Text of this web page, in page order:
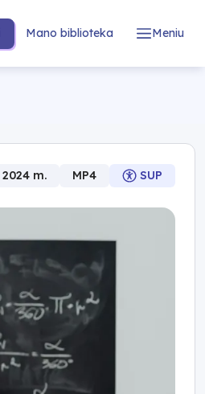
Mano biblioteka Meniu
2024 m. MP4 SUP